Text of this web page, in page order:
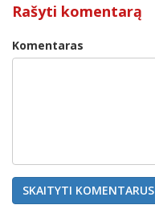
Rašyti komentarą
Komentaras
SKAITYTI KOMENTARUS